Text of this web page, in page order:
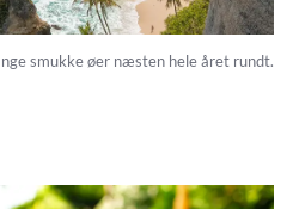
smukke øer næsten hele året rundt.